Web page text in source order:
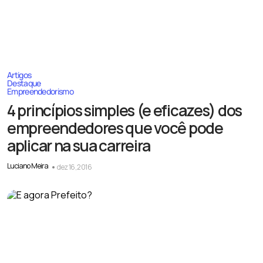
Artigos
Destaque
Empreendedorismo
4 princípios simples (e eficazes) dos
empreendedores que você pode
aplicar na sua carreira
Luciano Meira dez 16, 2016